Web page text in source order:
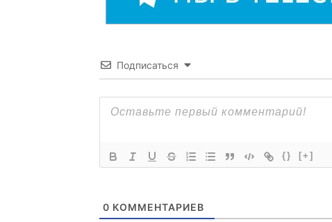
Подписаться
{} [+]
0 КОММЕНТАРИЕВ